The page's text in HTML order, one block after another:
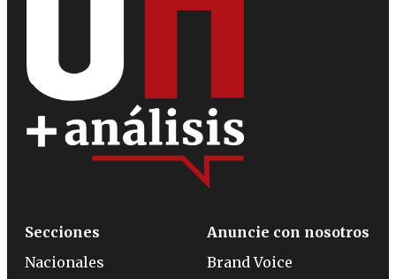
Secciones
Nacionales
Anuncie con nosotros
Brand Voice